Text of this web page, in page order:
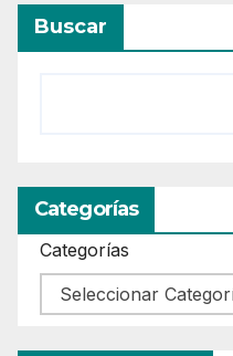
Buscar
Categorías
Categorías